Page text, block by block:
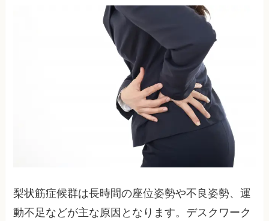
梨状筋症候群は長時間の座位姿勢や不良姿勢、運
動不足などが主な原因となります。デスクワーク